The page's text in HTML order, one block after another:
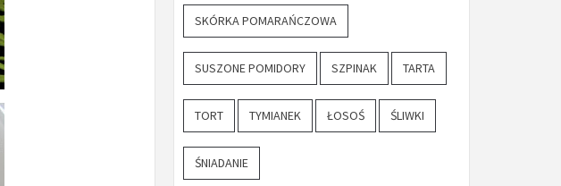
SKÓRKA POMARAŃCZOWA
SUSZONE POMIDORY SZPINAK TARTA
TORT TYMIANEK ŁOSOŚ ŚLIWKI
ŚNIADANIE